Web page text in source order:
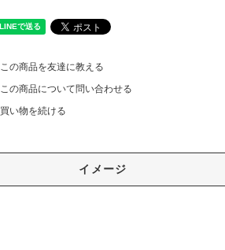
この商品を友達に教える
この商品について問い合わせる
買い物を続ける
イメージ